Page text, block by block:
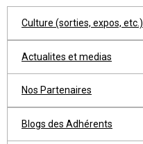
Culture (sorties, expos, etc.)
Actualites et medias
Nos Partenaires
Blogs des Adhérents